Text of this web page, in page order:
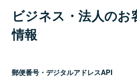
ビジネス・法人のお
情報
郵便番号・デジタルアドレスAPI